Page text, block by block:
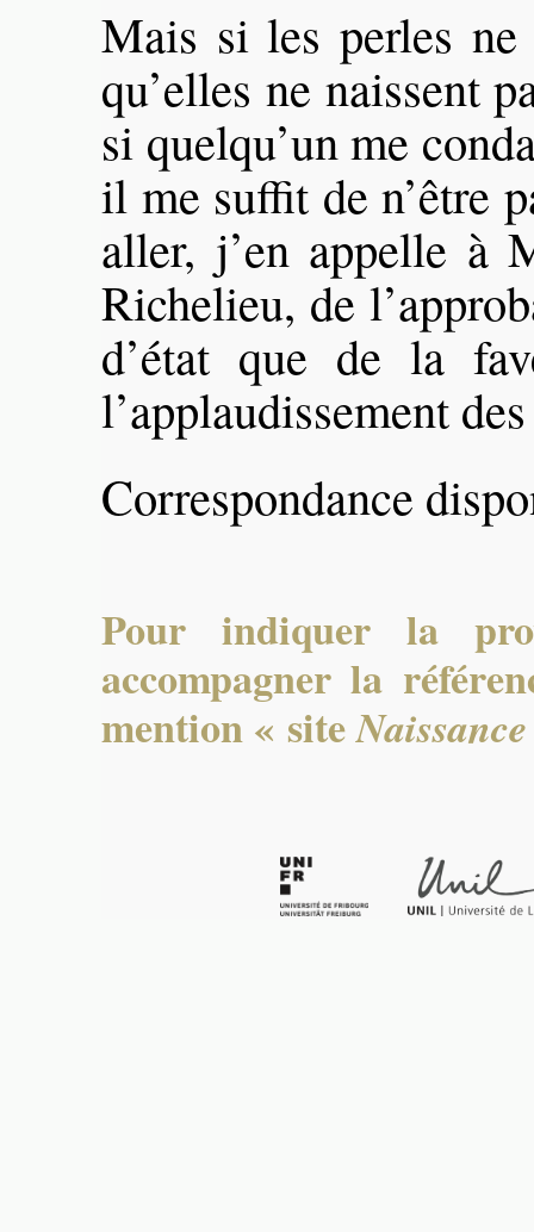
Mais si les perles ne
qu’elles ne naissent
si quelqu’un me
il me suffit de n’être
aller, j’en appelle à
Richelieu, de
d’état que de la
l’applaudissement
Correspondance
Pour indiquer la
accompagner la
mention « site